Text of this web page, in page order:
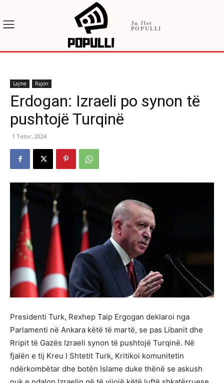
Ju flet
POPULLI
Lajme Rajon
Erdogan: Izraeli po synon të
pushtojë Turqinë
1 Tetor, 2024
Presidenti Turk, Rexhep Taip Ergogan deklaroi nga
Parlamenti në Ankara këtë të martë, se pas Libanit dhe
Rripit të Gazës Izraeli synon të pushtojë Turqinë. Në
fjalën e tij Kreu I Shtetit Turk, Kritikoi komunitetin
ndërkombëtar dhe botën Islame duke thënë se askush